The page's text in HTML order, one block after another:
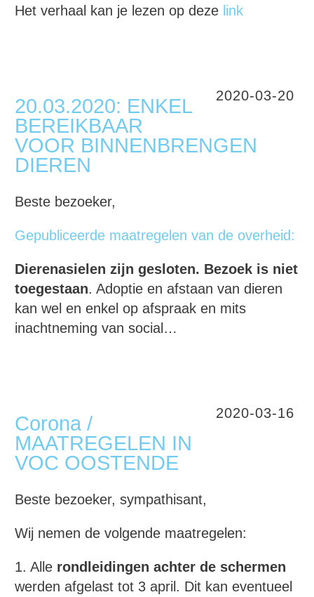
Het verhaal kan je lezen op deze link
2020-03-20
20.03.2020: ENKEL
BEREIKBAAR
VOOR BINNENBRENGEN
DIEREN
Beste bezoeker,
Gepubliceerde maatregelen van de overheid:
Dierenasielen zijn gesloten. Bezoek is niet
toegestaan. Adoptie en afstaan van dieren
kan wel en enkel op afspraak en mits
inachtneming van social…
2020-03-16
Corona /
MAATREGELEN IN
VOC OOSTENDE
Beste bezoeker, sympathisant,
Wij nemen de volgende maatregelen:
1. Alle rondleidingen achter de schermen
werden afgelast tot 3 april. Dit kan eventueel